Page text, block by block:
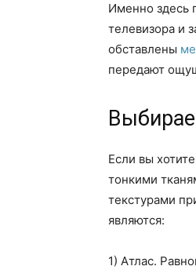
Именно здесь
телевизора и
обставлены
передают
Если вы
тонкими
текстурами
являются:
1) Атлас.